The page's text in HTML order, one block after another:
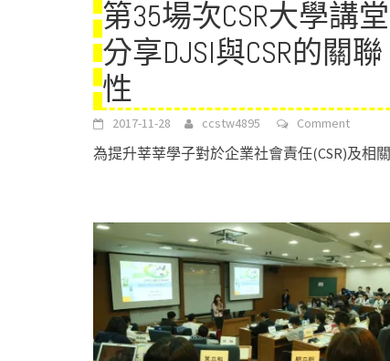
第35場次CSR大學講堂
分享DJSI與CSR的關聯
性
2017-11-28 ccstw4895 Comment
為提升莘莘學子對於企業社會責任(CSR)及相關